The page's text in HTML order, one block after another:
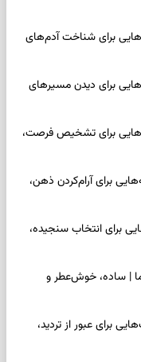
۱۸ مرداد ۱۴۰۵ | نشانه‌هایی برای شناخت آدم‌های
۱۸ مرداد ۱۴۰۵ | نشانه‌هایی برای دیدن مسیرهای
یکشنبه ۱۸ مرداد ۱۴۰۵ | نقش‌هایی برای تشخیص فرصت،
۱۸ مرداد ۱۴۰۵ | نشانه‌هایی برای آرام‌کردن ذهن،
۱۸ مرداد ۱۴۰۵ | نیت‌هایی برای انتخاب سنجیده،
| ساده، خوش‌عطر و
یکشنبه ۱۸ مرداد ۱۴۰۵ | کارت‌هایی برای عبور از تردید،